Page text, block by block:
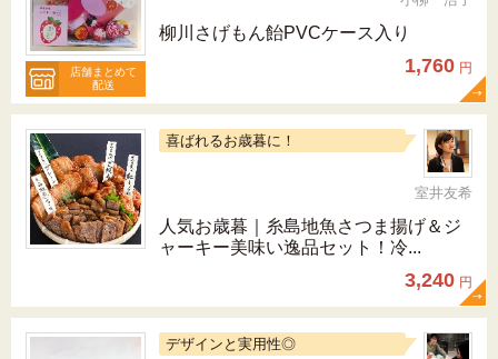
店舗まとめて
配送
柳川さげもん飴PVCケース入り
1,760 円
喜ばれるお歳暮に！
室井友希
人気お歳暮｜糸島地魚さつま揚げ＆ジ
ャーキー美味い逸品セット！冷...
3,240 円
デザインと実用性◎